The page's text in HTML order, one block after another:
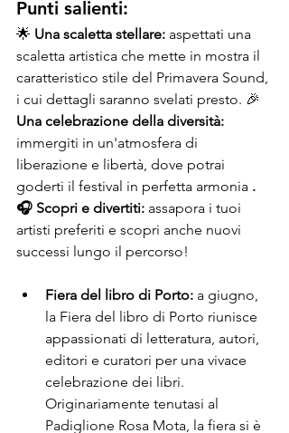
Punti salienti:
🌟 Una scaletta stellare: aspettati una
scaletta artistica che mette in mostra il
caratteristico stile del Primavera Sound,
i cui dettagli saranno svelati presto. 🎉
Una celebrazione della diversità:
immergiti in un'atmosfera di
liberazione e libertà, dove potrai
goderti il festival in perfetta armonia .
🎧 Scopri e divertiti: assapora i tuoi
artisti preferiti e scopri anche nuovi
successi lungo il percorso!
Fiera del libro di Porto: a giugno,
la Fiera del libro di Porto riunisce
appassionati di letteratura, autori,
editori e curatori per una vivace
celebrazione dei libri.
Originariamente tenutasi al
Padiglione Rosa Mota, la fiera si è